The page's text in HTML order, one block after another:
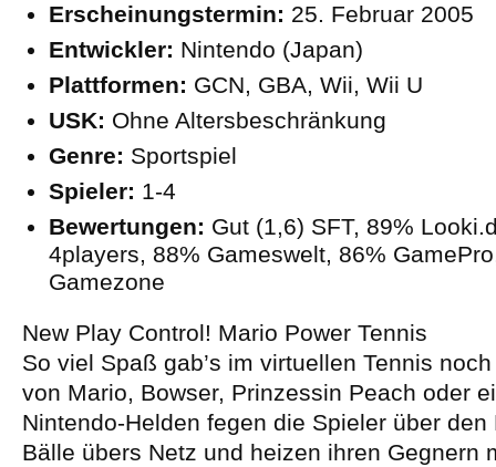
Erscheinungstermin: 25. Februar 2005
Entwickler: Nintendo (Japan)
Plattformen: GCN, GBA, Wii, Wii U
USK: Ohne Altersbeschränkung
Genre: Sportspiel
Spieler: 1-4
Bewertungen: Gut (1,6) SFT, 89%
4players, 88% Gameswelt, 86%
Gamezone
New Play Control! Mario Power Tennis
So viel Spaß gab’s im virtuellen Tennis
von Mario, Bowser, Prinzessin Peach oder
Nintendo-Helden fegen die Spieler über den
Bälle übers Netz und heizen ihren Gegnern